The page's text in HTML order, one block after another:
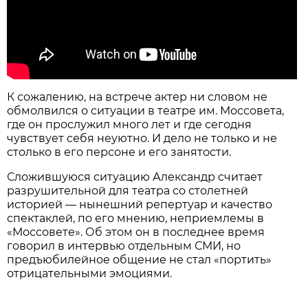
К сожалению, на встрече актер ни словом не
обмолвился о ситуации в театре им. Моссовета,
где он прослужил много лет и где сегодня
чувствует себя неуютно. И дело не только и не
столько в его персоне и его занятости.
Сложившуюся ситуацию Александр считает
разрушительной для театра со столетней
историей — нынешний репертуар и качество
спектаклей, по его мнению, неприемлемы в
«Моссовете». Об этом он в последнее время
говорил в интервью отдельным СМИ, но
предъюбилейное общение не стал «портить»
отрицательными эмоциями.